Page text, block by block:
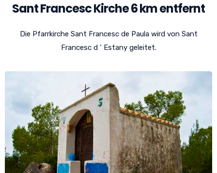
Sant Francesc Kirche 6 km entfernt
Die Pfarrkirche Sant Francesc de Paula wird von Sant
Francesc d ‘ Estany geleitet.